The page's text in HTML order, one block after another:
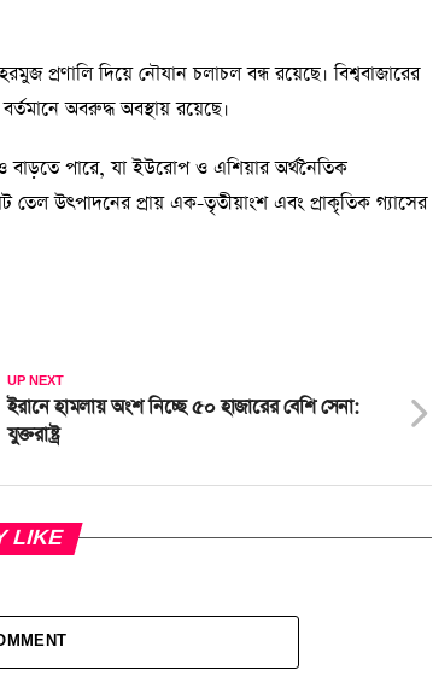
প্রণালি দিয়ে নৌযান চলাচল বন্ধ রয়েছে। বিশ্ববাজারের
অবরুদ্ধ অবস্থায় রয়েছে।
বাড়তে পারে, যা ইউরোপ ও এশিয়ার অর্থনৈতিক
তেল উৎপাদনের প্রায় এক-তৃতীয়াংশ এবং প্রাকৃতিক গ্যাসের
UP NEXT
ইরানে হামলায় অংশ নিচ্ছে ৫০ হাজারের বেশি সেনা:
যুক্তরাষ্ট্র
LIKE